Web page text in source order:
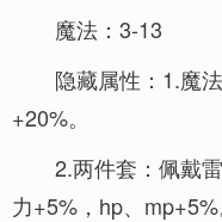
魔法：3-13
隐藏属性：1.魔
+20%。
2.两件套：佩戴
力+5%，hp、mp+5%